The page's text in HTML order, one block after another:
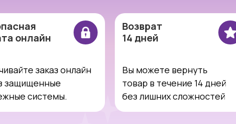
Возврат
14 дней
онлайн
Вы можете вернуть
товар в течение 14 дней
без лишних сложностей
заказ онлайн
защищенные
системы.